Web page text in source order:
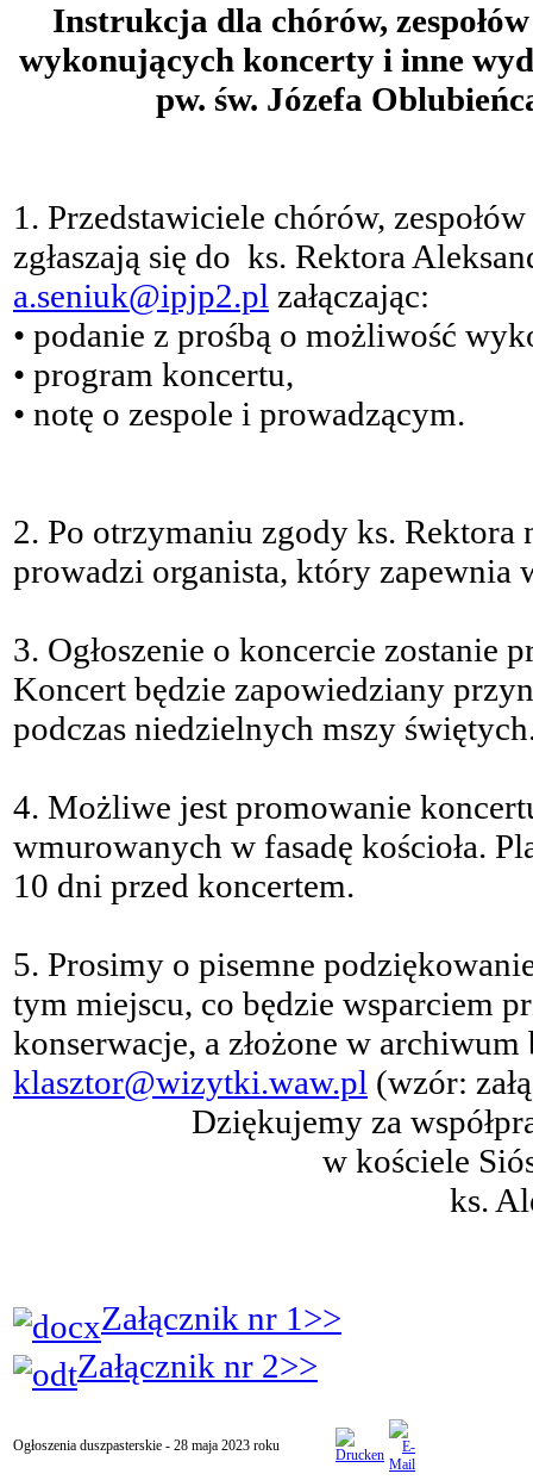
Instrukcja dla chórów,
wykonujących koncerty i inne
pw. św. Józefa
1. Przedstawiciele chórów,
zgłaszają się do ks. Rektora
a.seniuk@ipjp2.pl załączając:
• podanie z prośbą o możliwość
• program koncertu,
• notę o zespole i prowadzącym.
2. Po otrzymaniu zgody ks.
prowadzi organista, który zapewnia
3. Ogłoszenie o koncercie zostanie
Koncert będzie zapowiedziany
podczas niedzielnych mszy
4. Możliwe jest promowanie
wmurowanych w fasadę kościoła.
10 dni przed koncertem.
5. Prosimy o pisemne
tym miejscu, co będzie wsparciem
konserwacje, a złożone w
klasztor@wizytki.waw.pl (wzór:
Dziękujemy za
w kościele
ks.
Załącznik nr 1>>
Załącznik nr 2>>
Ogłoszenia duszpasterskie - 28 maja 2023 roku